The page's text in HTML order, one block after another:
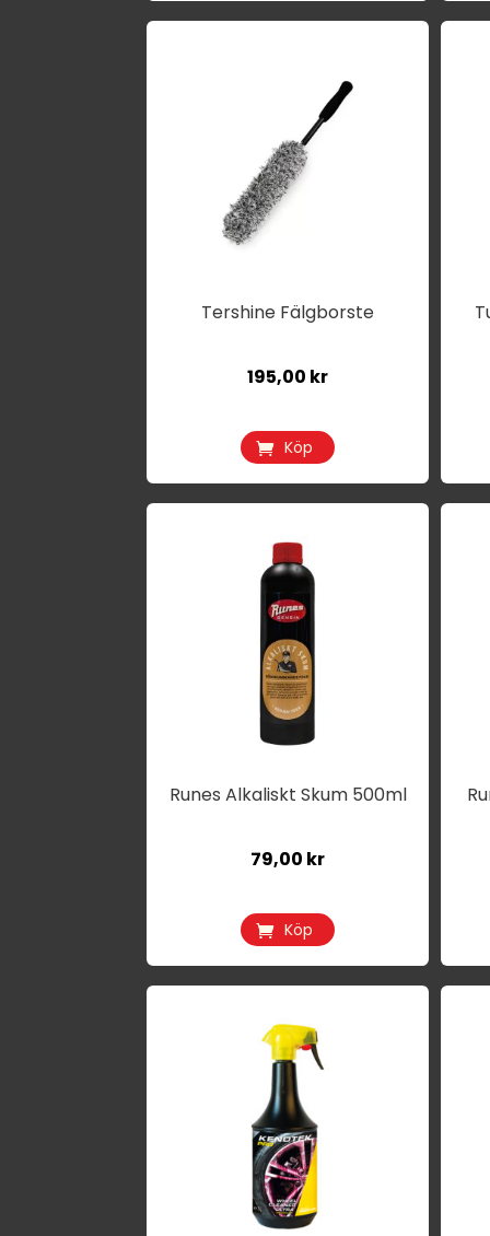
Tershine Fälgborste
195,00 kr
Köp
Runes Alkaliskt Skum 500ml
79,00 kr
Köp